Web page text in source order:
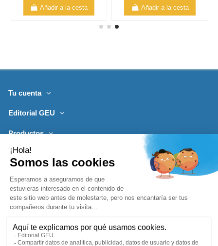
Añadir a la cesta Añadir a la cesta
Tu cuenta
Editorial GEU
Productos
Lo más leído
Síguenos